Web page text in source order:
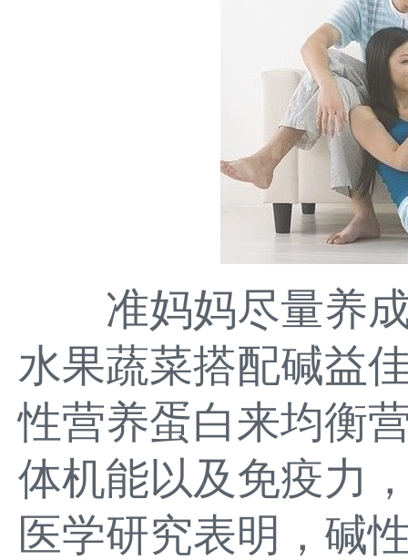
准妈妈尽量养成
水果蔬菜搭配碱益
性营养蛋白来均衡
体机能以及免疫力
医学研究表明，碱